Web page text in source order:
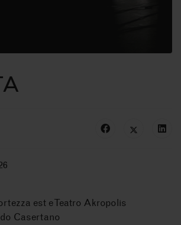
est e Teatro Akropolis
Casertano